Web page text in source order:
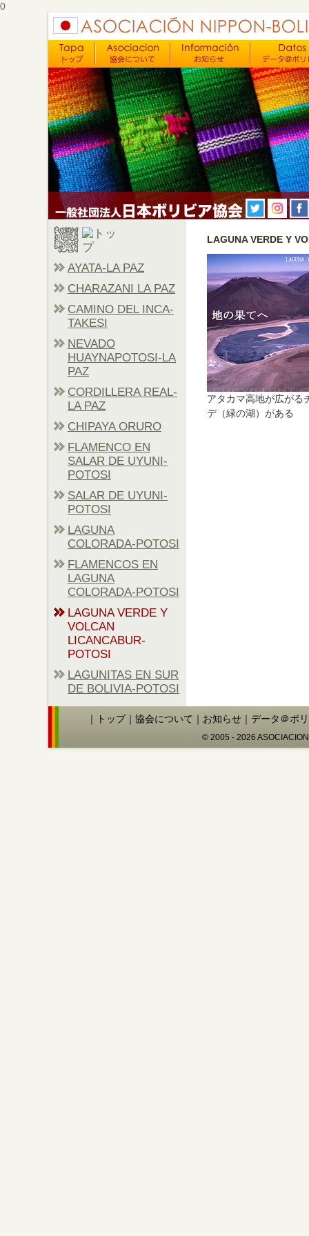
0
AYATA-LA PAZ
CHARAZANI LA PAZ
CAMINO DEL INCA-
TAKESI
NEVADO
HUAYNAPOTOSI-LA
PAZ
CORDILLERA REAL-
LA PAZ
CHIPAYA ORURO
FLAMENCO EN
SALAR DE UYUNI-
POTOSI
SALAR DE UYUNI-
POTOSI
LAGUNA
COLORADA-POTOSI
FLAMENCOS EN
LAGUNA
COLORADA-POTOSI
LAGUNA VERDE Y
VOLCAN
LICANCABUR-
POTOSI
LAGUNITAS EN SUR
DE BOLIVIA-POTOSI
LAGUNA VERDE Y
アタカマ高地が広がる
デ（緑の湖）がある
｜ トップ｜ 協会について ｜ お知らせ ｜ データ＠ボ
© 2005 - 2026